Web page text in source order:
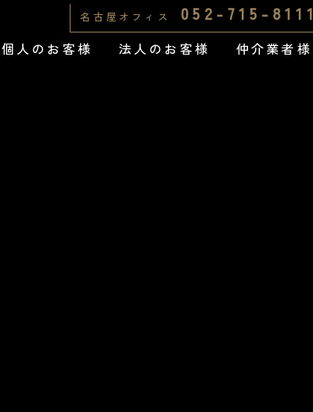
名古屋オフィス 052-715-8111
個人のお客様 法人のお客様 仲介業者様